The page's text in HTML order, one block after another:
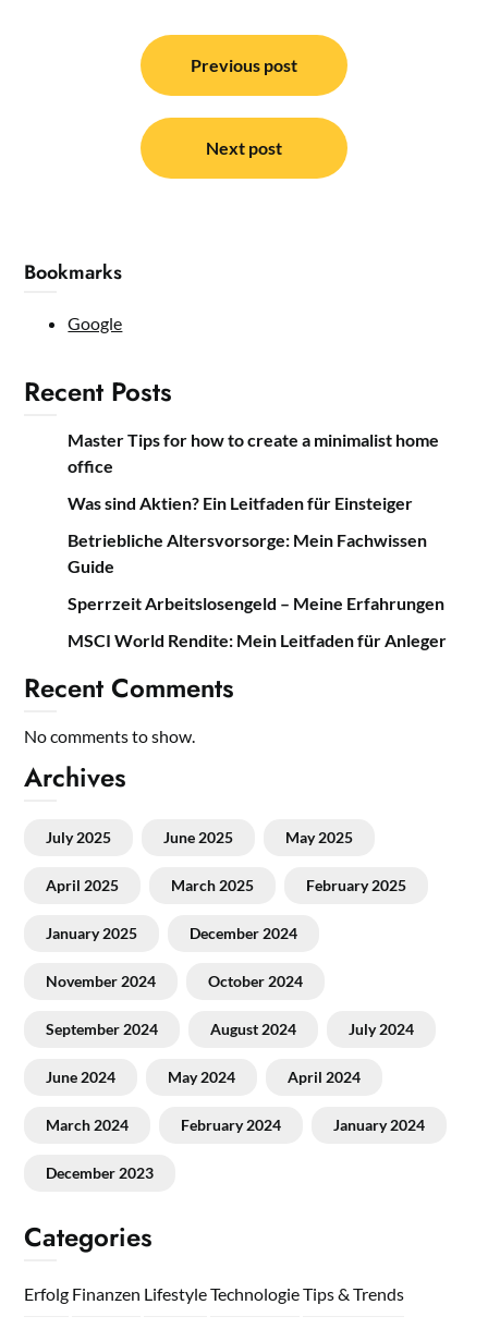
navigation
Previous post
Next post
Bookmarks
Google
Recent Posts
Master Tips for how to create a minimalist home
office
Was sind Aktien? Ein Leitfaden für Einsteiger
Betriebliche Altersvorsorge: Mein Fachwissen
Guide
Sperrzeit Arbeitslosengeld – Meine Erfahrungen
MSCI World Rendite: Mein Leitfaden für Anleger
Recent Comments
No comments to show.
Archives
July 2025 June 2025 May 2025
April 2025 March 2025 February 2025
January 2025 December 2024
November 2024 October 2024
September 2024 August 2024 July 2024
June 2024 May 2024 April 2024
March 2024 February 2024 January 2024
December 2023
Categories
Erfolg Finanzen LifestyleTechnologieTips & Trends